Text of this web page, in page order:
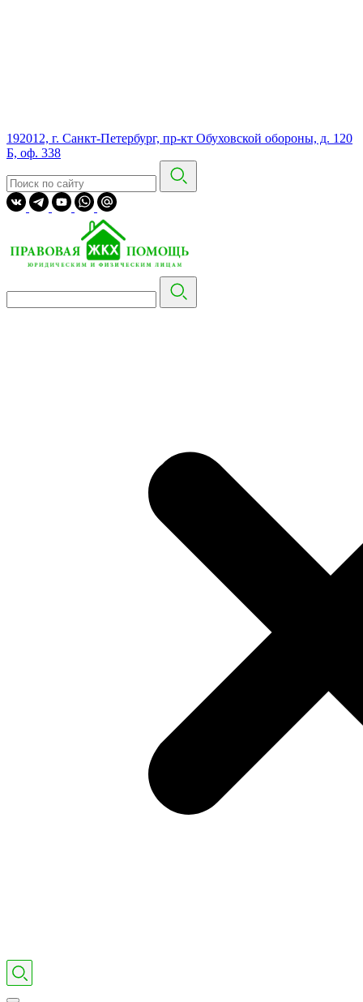
192012, г. Санкт-Петербург, пр-кт Обуховской обороны, д. 120
Б, оф. 338